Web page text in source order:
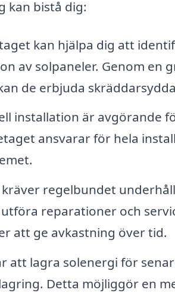
kan bistå dig:
kan hjälpa dig att
av solpaneler. Genom en
de erbjuda
installation är avgörande
ansvarar för hela
kräver regelbundet
reparationer och
att ge avkastning över tid.
att lagra solenergi för
Detta möjliggör en